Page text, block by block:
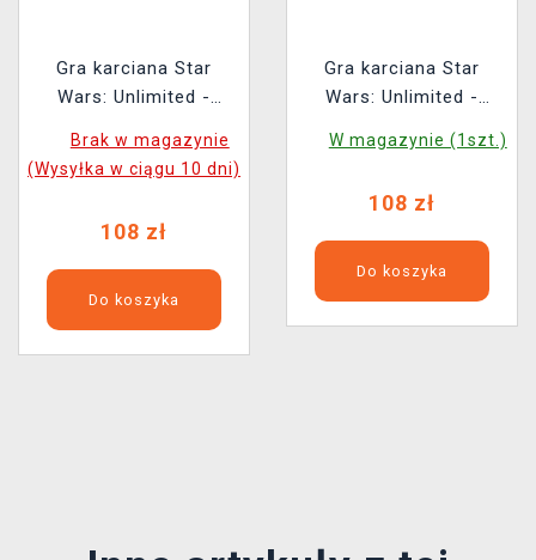
Gra karciana Star
Wars: Unlimited -
Spotlight Deck
(Chancellor Palpatine)
Brak w magazynie
(Wysyłka w ciągu 10 dni)
108 zł
Do koszyka
Gra karciana Star
Wars: Unlimited -
Spotlight Deck (Padmé
W magazynie (1szt.)
108 zł
Do koszyka